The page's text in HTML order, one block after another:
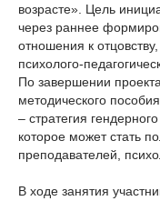
возрасте». Цель
через раннее
отношения к
психолого-
По завершении
методического
– стратегия
которое может стать
преподавателей,
В ходе занятия